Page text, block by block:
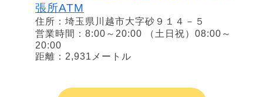
張所ATM
住所：埼玉県川越市大字砂９１４－５
営業時間：8:00～20:00 （土日祝）08:00～
20:00
距離：2,931メートル